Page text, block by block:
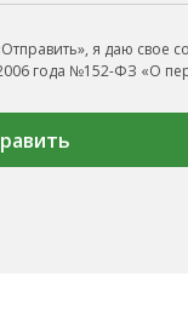
я даю свое
года №152-ФЗ «О